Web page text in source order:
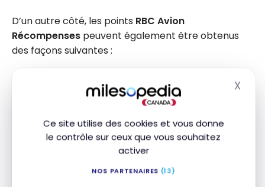
Ce site utilise des cookies et vous donne
le contrôle sur ceux que vous souhaitez
activer
NOS PARTENAIRES (13)
X
D’un autre côté, les points RBC Avion
Récompenses peuvent également être obtenus
des façons suivantes :
portail d’achat RBC, vous pouvez accumuler sur
les achats faits avec les sites web participants ;
Services bancaires : Les produits financiers RBC
admissibles rapportent des points Avion ;
crédit RBC chez les marchands partenaires